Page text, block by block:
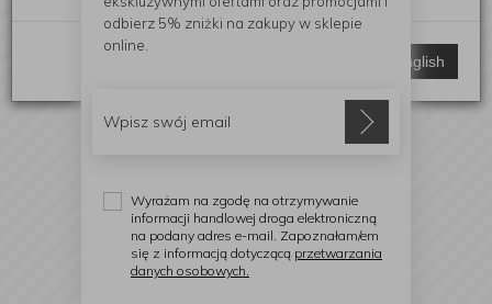
Switch to English
odbierz 5% zniżki na zakupy w sklepie
online.
Wyrażam na zgodę na otrzymywanie
informacji handlowej droga elektroniczną
na podany adres e-mail. Zapoznałam/em
się z informacją dotyczącą przetwarzania
danych osobowych.